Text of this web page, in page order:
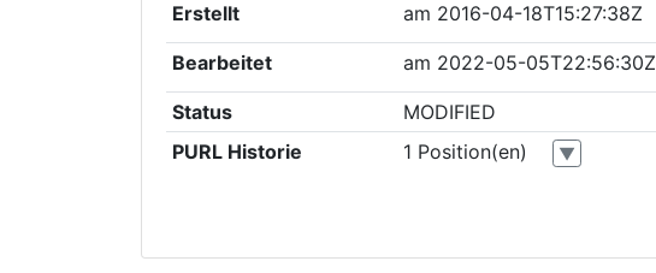
Erstellt
am 2016-04-18T15:27:38Z
Bearbeitet am 2022-05-05T22:56:30Z
Status
MODIFIED
PURL Historie
1 Position(en) ▼